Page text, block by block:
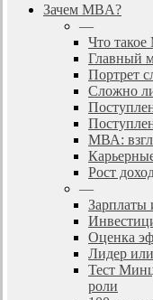
search
Menu
Зачем MBA?
—
Что
Главный
Портрет
Сложно
МВА:
Рост
—
Зарплаты
Оценка
Лидер
Тест
роли